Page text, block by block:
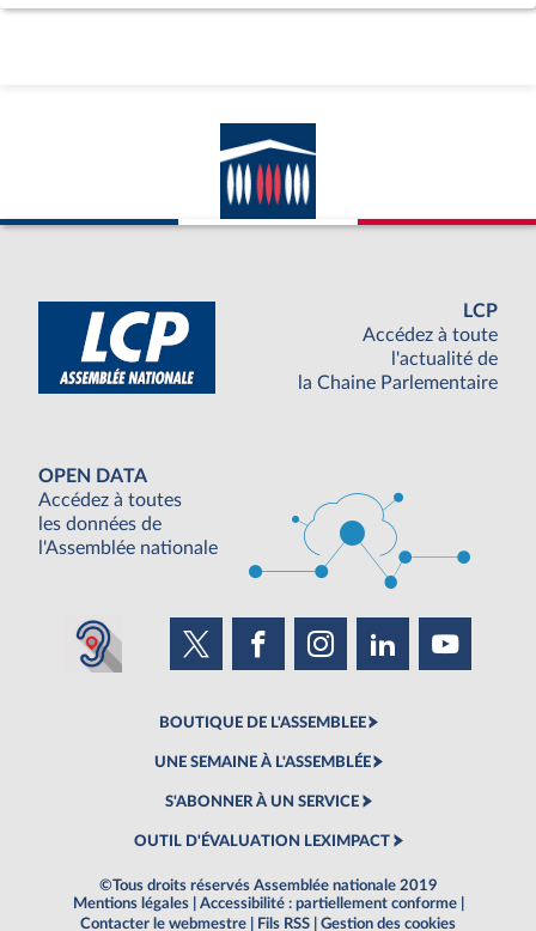
LCP
Accédez à toute
l'actualité de
la Chaine Parlementaire
OPEN DATA
Accédez à toutes
les données de
l'Assemblée nationale
BOUTIQUE DE L'ASSEMBLEE
UNE SEMAINE À L'ASSEMBLÉE
S'ABONNER À UN SERVICE
OUTIL D'ÉVALUATION LEXIMPACT
©Tous droits réservés Assemblée nationale 2019
Mentions légales
Accessibilité : partiellement conforme
Contacter le webmestre
Fils RSS Gestion des cookies